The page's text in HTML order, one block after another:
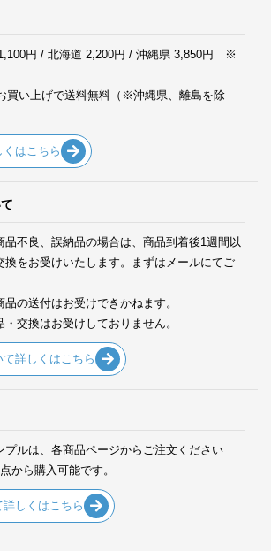
円 / 北海道 2,200円 / 沖縄県 3,850円 ※
買い上げで送料無料（※沖縄県、離島を除
はこちら
品不良、誤納品の場合は、商品到着後1週間以
換をお受けいたします。まずはメールにてご
の送付はお受けできかねます。
交換はお受けしておりません。
詳しくはこちら
プルは、各商品ページからご注文ください
から購入可能です。
しくはこちら